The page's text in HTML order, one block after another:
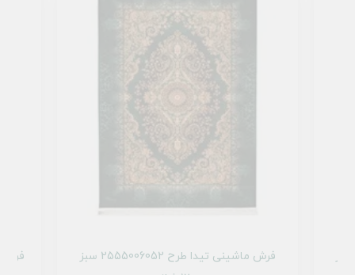
فرش ماشینی تیدا طرح 2555006052 سبز